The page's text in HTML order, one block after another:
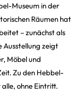
Museum in der
Räumen hat
– zunächst als
Ausstellung zeigt
Möbel und
Zu den Hebbel-
ohne Eintritt.